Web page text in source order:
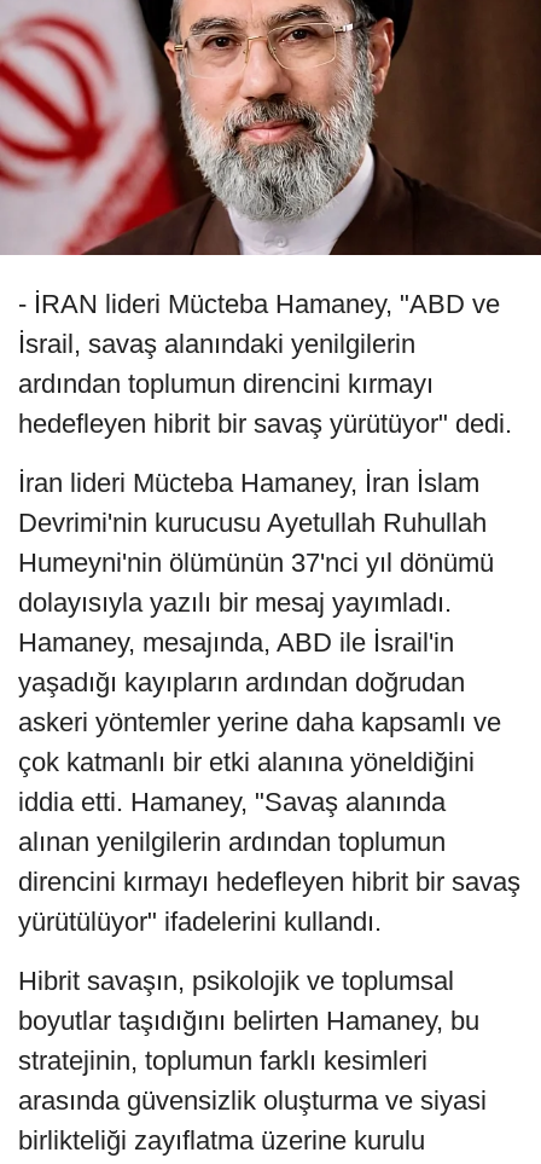
- İRAN lideri Mücteba Hamaney, "ABD ve
İsrail, savaş alanındaki yenilgilerin
ardından toplumun direncini kırmayı
hedefleyen hibrit bir savaş yürütüyor" dedi.
İran lideri Mücteba Hamaney, İran İslam
Devrimi'nin kurucusu Ayetullah Ruhullah
Humeyni'nin ölümünün 37'nci yıl dönümü
dolayısıyla yazılı bir mesaj yayımladı.
Hamaney, mesajında, ABD ile İsrail'in
yaşadığı kayıpların ardından doğrudan
askeri yöntemler yerine daha kapsamlı ve
çok katmanlı bir etki alanına yöneldiğini
iddia etti. Hamaney, "Savaş alanında
alınan yenilgilerin ardından toplumun
direncini kırmayı hedefleyen hibrit bir savaş
yürütülüyor" ifadelerini kullandı.
Hibrit savaşın, psikolojik ve toplumsal
boyutlar taşıdığını belirten Hamaney, bu
stratejinin, toplumun farklı kesimleri
arasında güvensizlik oluşturma ve siyasi
birlikteliği zayıflatma üzerine kurulu